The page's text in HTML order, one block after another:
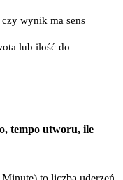
czy wynik ma sens
lub ilość do
tempo utworu, ile